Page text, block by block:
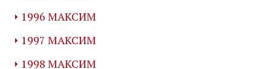
1996 МАКСИМ
1997 МАКСИМ
1998 МАКСИМ